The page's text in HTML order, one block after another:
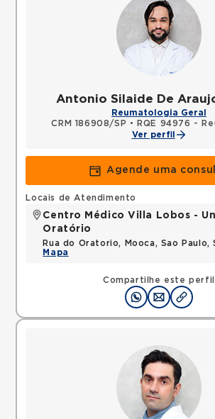
Antonio Silaide De
Reumatologia Geral
CRM 186908/SP •
RQE 94976 -
Ver perfil
Agende uma
Compartilhe este perfil
Locais de Atendimento
Centro Médico Villa Lobos -
Oratório
Rua do Oratorio, Mooca, Sao Paulo,
Mapa